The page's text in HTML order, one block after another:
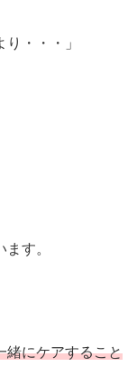
・・・」
す。
緒にケアすること